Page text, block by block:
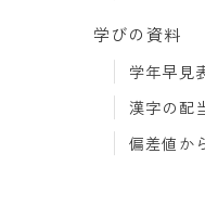
学びの資料
学年早見
漢字の配
偏差値か